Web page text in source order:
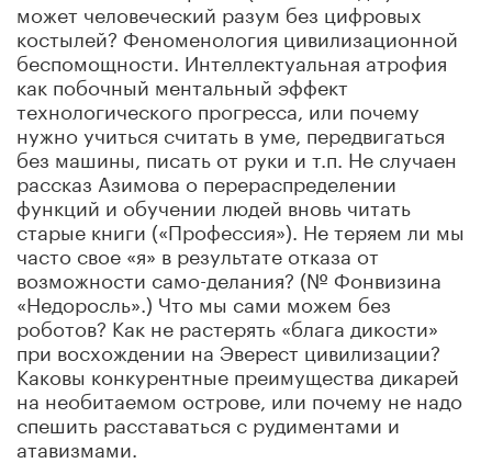
может человеческий разум без цифровых
костылей? Феноменология цивилизационной
беспомощности. Интеллектуальная атрофия
как побочный ментальный эффект
технологического прогресса, или почему
нужно учиться считать в уме, передвигаться
без машины, писать от руки и т.п. Не случаен
рассказ Азимова о перераспределении
функций и обучении людей вновь читать
старые книги («Профессия»). Не теряем ли мы
часто свое «я» в результате отказа от
возможности само-делания? (№ Фонвизина
«Недоросль».) Что мы сами можем без
роботов? Как не растерять «блага дикости»
при восхождении на Эверест цивилизации?
Каковы конкурентные преимущества дикарей
на необитаемом острове, или почему не надо
спешить расставаться с рудиментами и
атавизмами.